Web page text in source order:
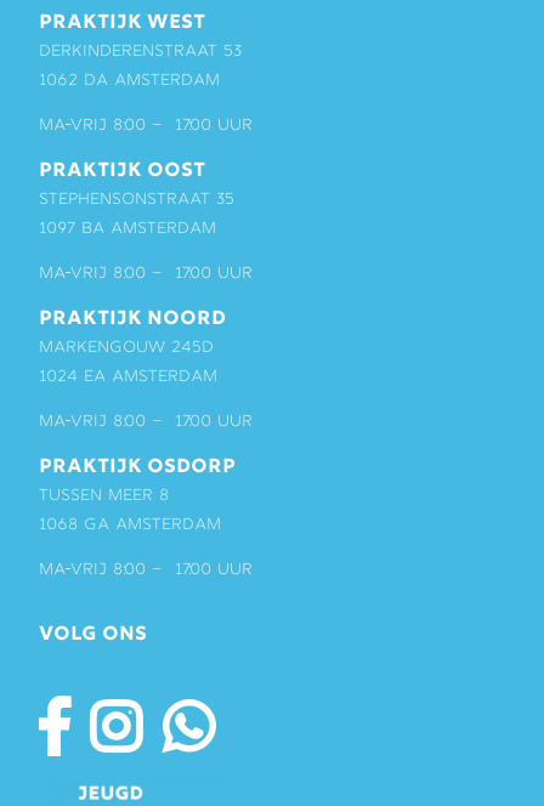
PRAKTIJK WEST
Derkinderenstraat 53
1062 DA Amsterdam
ma-vrij 8:00 – 17:00 uur
PRAKTIJK OOST
Stephensonstraat 35
1097 BA Amsterdam
ma-vrij 8:00 – 17:00 uur
PRAKTIJK NOORD
Markengouw 245D
1024 EA Amsterdam
ma-vrij 8:00 – 17:00 uur
PRAKTIJK OSDORP
Tussen Meer 8
1068 GA Amsterdam
ma-vrij 8:00 – 17:00 uur
VOLG ONS